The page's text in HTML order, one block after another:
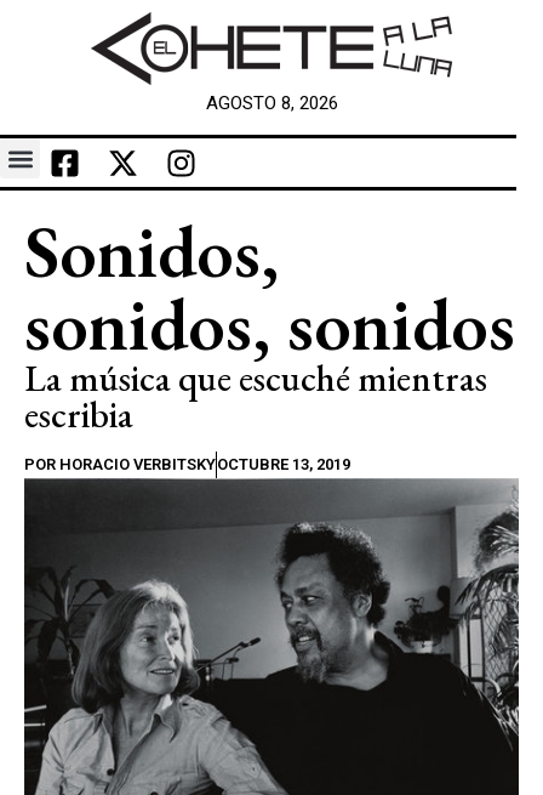
AGOSTO 8, 2026
Sonidos,
sonidos, sonidos
La música que escuché mientras
escribia
POR HORACIO VERBITSKYOCTUBRE 13, 2019